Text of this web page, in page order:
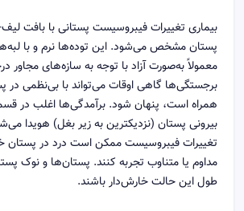
بیماری تغییرات فیبروسیست پستانی با بافت
پستان مشخص می‌شود. این توده‌ها نرم و با
معمولاً به‌صورت آزاد با توجه به سازه‌های
برجستگی‌ها گاهی اوقات می‌تواند با بی‌نظمی در
همراه است، پنهان شود. برآمدگی‌ها اغلب در
بیرونی پستان (نزدیکترین به زیر بغل) هویدا
تغییرات فیبروسیست ممکن است درد در پستان
مداوم یا متناوب تجربه کنند. پستان‌ها و نوک
طول این حالت خارش‌دار باشند.